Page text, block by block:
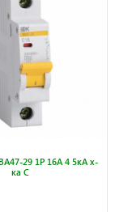
29 1Р 16А 4 5кА х-
ка С